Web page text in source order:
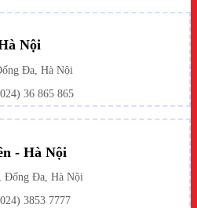
Nội
Đa, Hà Nội
36 865 865
- Hà Nội
Đống Đa, Hà Nội
3853 7777